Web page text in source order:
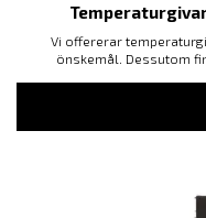
Vi offererar
önskemål. Dessutom